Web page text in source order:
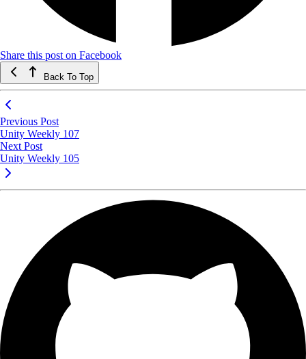
Share this post on Facebook
Back To Top
Previous Post
Unity Weekly 107
Next Post
Unity Weekly 105